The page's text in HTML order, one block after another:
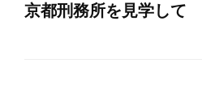
京都刑務所を見学して